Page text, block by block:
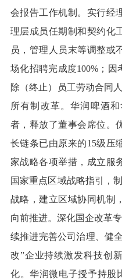
会报告工作机制。实行经
理层成员任期制和契约化
员，管理人员末等调整或
场化招聘完成度100%；
除（终止）员工劳动合同
所有制改革。华润啤酒
者，释放了董事会席位。
长链条已由原来的15级压
家战略各项举措，成立服
国家重点区域战略指引，
战略，建立区域协同机制
向前推进。深化国企改革
续推进完善公司治理、健
改”企业持续激发科技创
化。华润微电子授予持股